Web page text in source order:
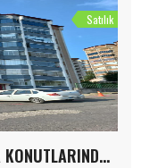
Satılık
ÖMERLİ MAHALLESİ KAYNARCA KONUTLARINDA 3+1 EBEVEYN BANYOLU SATILIK DAİRE